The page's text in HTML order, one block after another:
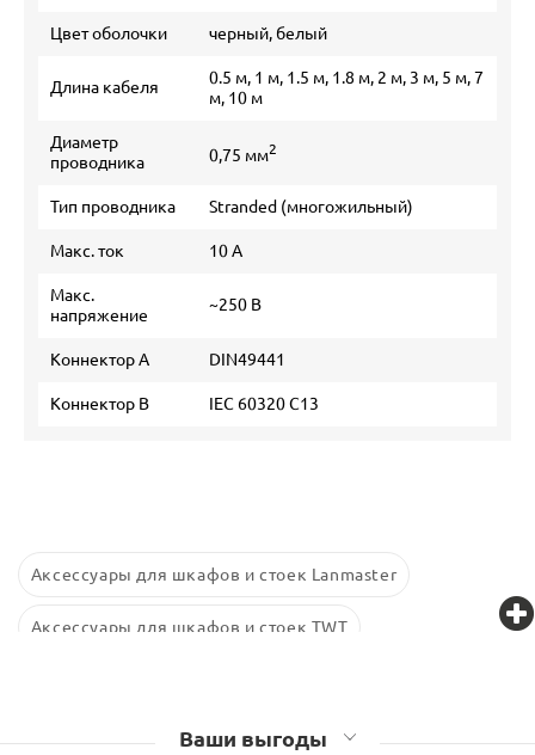
Цвет оболочки черный, белый
Длина кабеля
0.5 м, 1 м, 1.5 м, 1.8 м, 2 м, 3 м, 5 м, 7
м, 10 м
Диаметр
проводника
0,75 мм2
Тип проводника Stranded (многожильный)
Макс. ток 10 А
Макс.
напряжение
~250 В
Коннектор А DIN49441
Коннектор В IEC 60320 C13
Аксессуары для шкафов и стоек Lanmaster
Аксессуары для шкафов и стоек TWT
Аксессуары для шкафов и стоек Связьстройдеталь
Ваши выгоды